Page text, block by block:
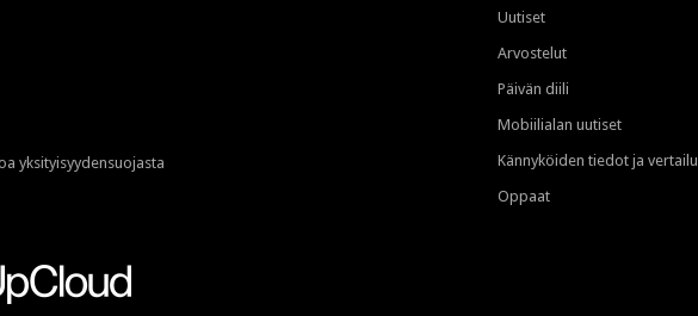
yksityisyydensuojasta
Uutiset
Arvostelut
Päivän diili
Mobiilialan uutiset
Kännyköiden tiedot ja vertailu
Oppaat